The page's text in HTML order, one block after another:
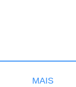
MAIS